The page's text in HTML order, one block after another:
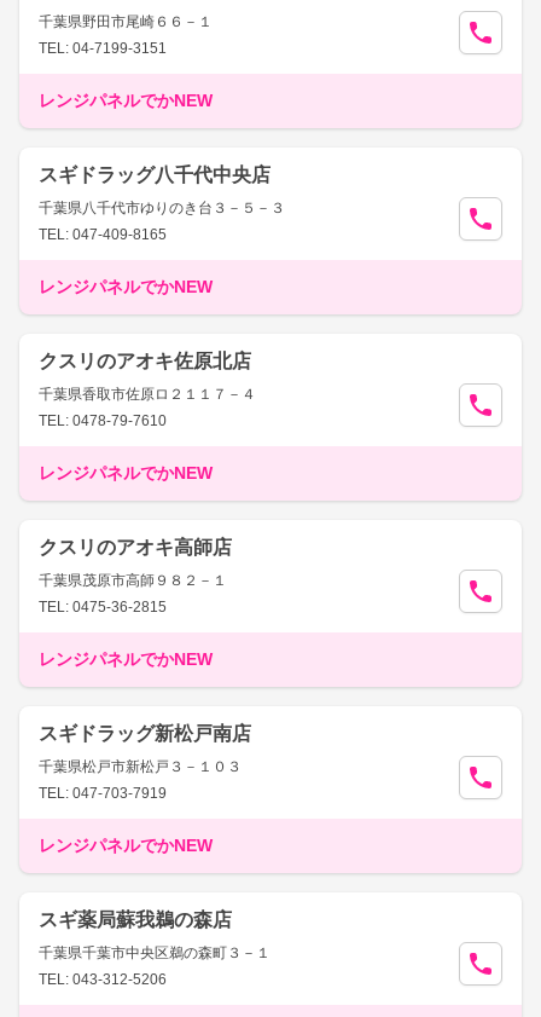
千葉県野田市尾崎６６－１
TEL: 04-7199-3151
レンジパネルでかNEW
スギドラッグ八千代中央店
千葉県八千代市ゆりのき台３－５－３
TEL: 047-409-8165
レンジパネルでかNEW
クスリのアオキ佐原北店
千葉県香取市佐原ロ２１１７－４
TEL: 0478-79-7610
レンジパネルでかNEW
クスリのアオキ高師店
千葉県茂原市高師９８２－１
TEL: 0475-36-2815
レンジパネルでかNEW
スギドラッグ新松戸南店
千葉県松戸市新松戸３－１０３
TEL: 047-703-7919
レンジパネルでかNEW
スギ薬局蘇我鵜の森店
千葉県千葉市中央区鵜の森町３－１
TEL: 043-312-5206